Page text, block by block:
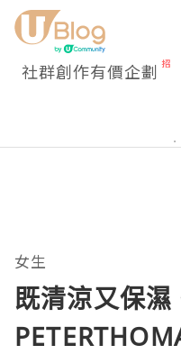
社群創作有價企劃
女生
既清涼又保濕